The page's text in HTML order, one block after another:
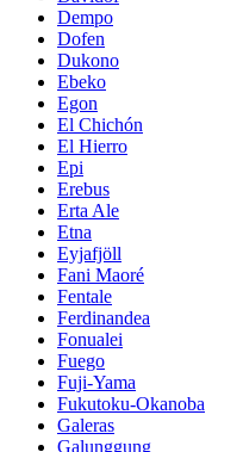
Dempo
Dofen
Dukono
Ebeko
Egon
El Chichón
El Hierro
Epi
Erebus
Erta Ale
Etna
Eyjafjöll
Fani Maoré
Fentale
Ferdinandea
Fonualei
Fuego
Fuji-Yama
Fukutoku-Okanoba
Galeras
Galunggung